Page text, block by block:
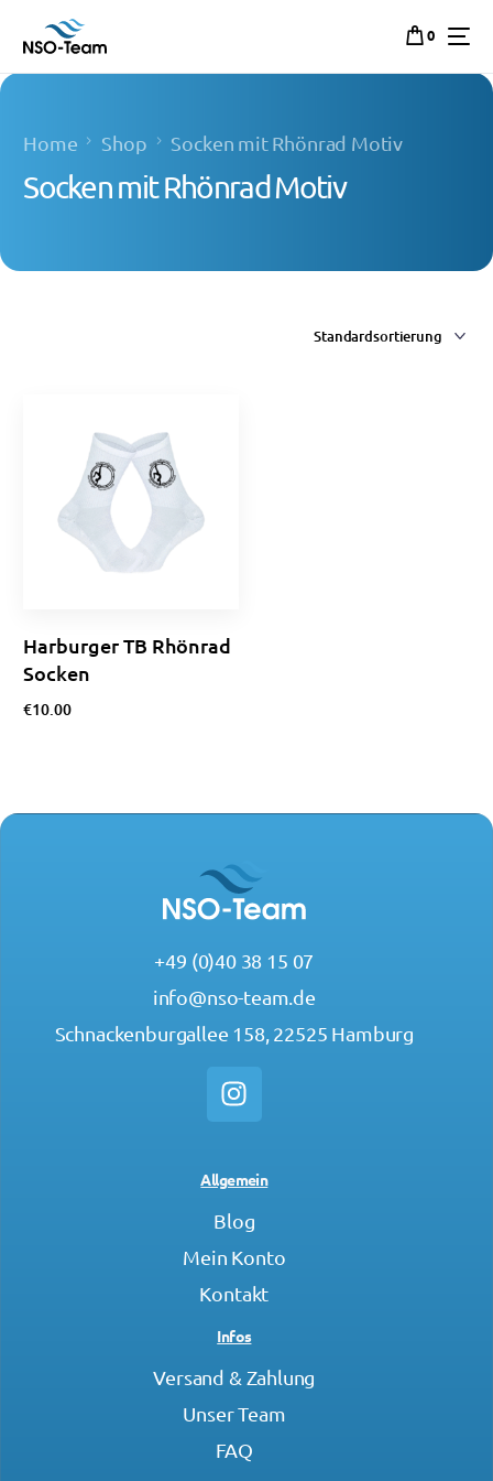
0
Home Shop Socken mit Rhönrad Motiv
Socken mit Rhönrad Motiv
Harburger TB Rhönrad
Socken
€10.00
+49 (0)40 38 15 07
info@nso-team.de
Schnackenburgallee 158, 22525 Hamburg
Allgemein
Blog
Mein Konto
Kontakt
Infos
Versand & Zahlung
Unser Team
FAQ